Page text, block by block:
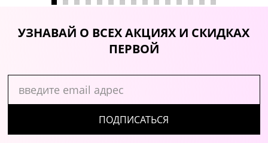
УЗНАВАЙ О ВСЕХ АКЦИЯХ И СКИДКАХ
ПЕРВОЙ
ПОДПИСАТЬСЯ